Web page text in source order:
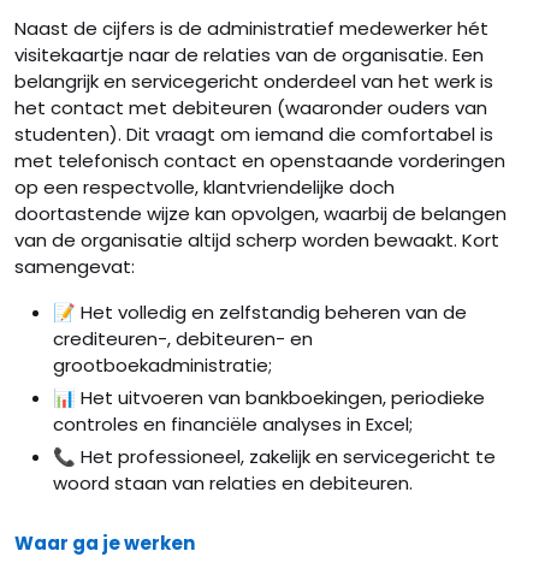
Naast de cijfers is de administratief medewerker hét
visitekaartje naar de relaties van de organisatie. Een
belangrijk en servicegericht onderdeel van het werk is
het contact met debiteuren (waaronder ouders van
studenten). Dit vraagt om iemand die comfortabel is
met telefonisch contact en openstaande vorderingen
op een respectvolle, klantvriendelijke doch
doortastende wijze kan opvolgen, waarbij de belangen
van de organisatie altijd scherp worden bewaakt. Kort
samengevat:
📝 Het volledig en zelfstandig beheren van de
crediteuren-, debiteuren- en
grootboekadministratie;
📊 Het uitvoeren van bankboekingen, periodieke
controles en financiële analyses in Excel;
📞 Het professioneel, zakelijk en servicegericht te
woord staan van relaties en debiteuren.
Waar ga je werken